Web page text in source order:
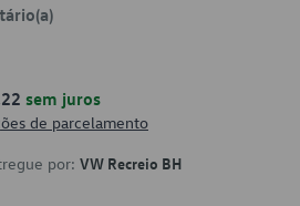
sem juros
de parcelamento
por: VW Recreio BH